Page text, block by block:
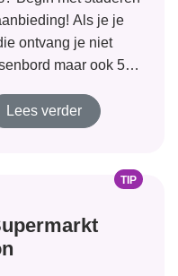
Als je je
ontvang je niet
maar ook 50
Lees verder
TIP